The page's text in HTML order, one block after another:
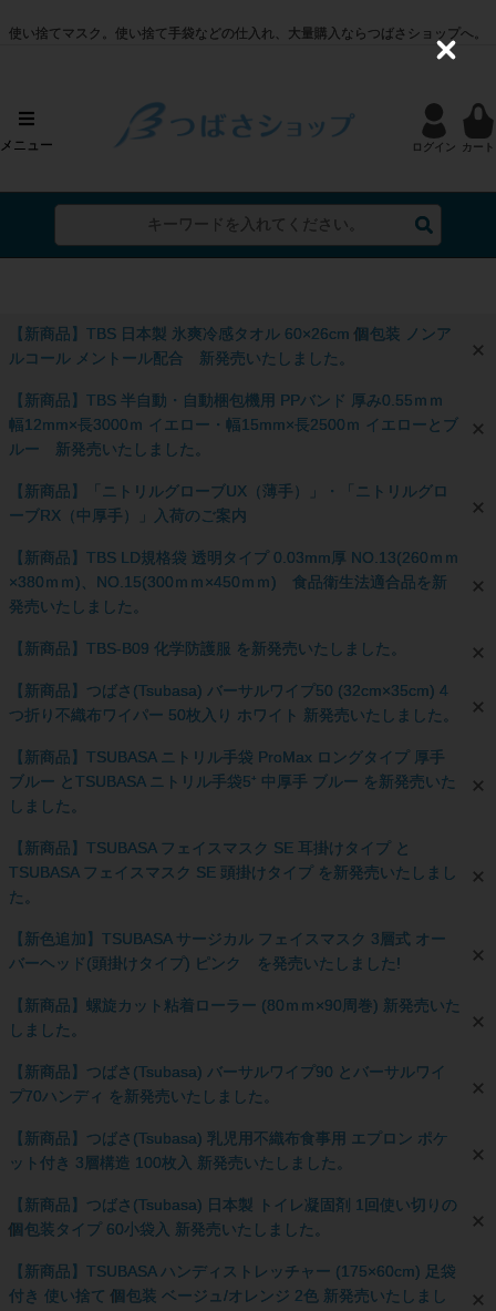
【新商品】TBS 日本製 氷爽冷感タオル 60×26cm 個包装 ノンア
ルコール メントール配合 新発売いたしました。
【新商品】TBS 半自動・自動梱包機用 PPバンド 厚み0.55ｍｍ
幅12mm×長3000ｍ イエロー・幅15mm×長2500ｍ イエローとブ
ルー 新発売いたしました。
【新商品】「ニトリルグローブUX（薄手）」・「ニトリルグロ
ーブRX（中厚手）」入荷のご案内
【新商品】TBS LD規格袋 透明タイプ 0.03mm厚 NO.13(260ｍｍ
×380ｍｍ)、NO.15(300ｍｍ×450ｍｍ) 食品衛生法適合品を新
発売いたしました。
【新商品】TBS-B09 化学防護服 を新発売いたしました。
【新商品】つばさ(Tsubasa) バーサルワイプ50 (32cm×35cm) 4
つ折り不織布ワイパー 50枚入り ホワイト 新発売いたしました。
【新商品】TSUBASA ニトリル手袋 ProMax ロングタイプ 厚手
ブルー とTSUBASA ニトリル手袋5⁺ 中厚手 ブルー を新発売いた
しました。
【新商品】TSUBASA フェイスマスク SE 耳掛けタイプ と
TSUBASA フェイスマスク SE 頭掛けタイプ を新発売いたしまし
た。
【新色追加】TSUBASA サージカル フェイスマスク 3層式 オー
バーヘッド(頭掛けタイプ) ピンク を発売いたしました!
【新商品】螺旋カット粘着ローラー (80ｍｍ×90周巻) 新発売いた
しました。
【新商品】つばさ(Tsubasa) バーサルワイプ90 とバーサルワイ
プ70ハンディ を新発売いたしました。
【新商品】つばさ(Tsubasa) 乳児用不織布食事用 エプロン ポケ
ット付き 3層構造 100枚入 新発売いたしました。
【新商品】つばさ(Tsubasa) 日本製 トイレ凝固剤 1回使い切りの
個包装タイプ 60小袋入 新発売いたしました。
【新商品】TSUBASA ハンディストレッチャー (175×60cm) 足袋
付き 使い捨て 個包装 ベージュ/オレンジ 2色 新発売いたしまし
使い捨てマスク。使い捨て手袋などの仕入れ、大量購入ならつばさショップへ。
メニュー ログイン カート
C